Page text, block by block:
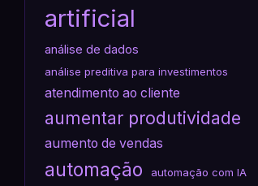
artificial
análise de dados
análise preditiva para investimentos
atendimento ao cliente
aumentar produtividade
aumento de vendas
automação
automação com IA